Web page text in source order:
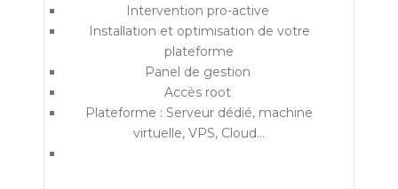
Intervention pro-active
Installation et optimisation de votre
plateforme
Panel de gestion
Accès root
Plateforme : Serveur dédié, machine
virtuelle, VPS, Cloud…